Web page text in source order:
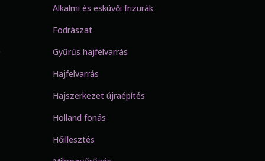
Alkalmi és esküvői frizurák
Fodrászat
Gyűrűs hajfelvarrás
Hajfelvarrás
Hajszerkezet újraépítés
Holland fonás
Hőillesztés